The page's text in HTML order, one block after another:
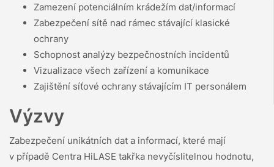
Zamezení potenciálním krádežím dat/​informací
Zabezpečení sítě nad rámec stávající klasické
ochrany
Schopnost analýzy bezpečnostních incidentů
Vizualizace všech zařízení a komunikace
Zajištění síťové ochrany stávajícím IT personálem
Výzvy
Zabezpečení unikátních dat a informací, které mají
v případě Centra HiLASE takřka nevyčíslitelnou hodnotu,